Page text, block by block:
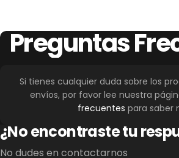
Preguntas
Si tienes cualquier duda sobre los
envíos, por favor lee nuestra
frecuentes para saber
¿No encontraste tu
No dudes en contactarnos